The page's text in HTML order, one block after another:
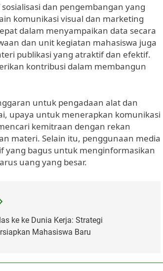
dan pengembangan yang
komunikasi visual dan marketing
dalam menyampaikan data secara
dan unit kegiatan mahasiswa juga
publikasi yang atraktif dan efektif.
kontribusi dalam membangun
untuk pengadaan alat dan
upaya untuk menerapkan komunikasi
kemitraan dengan rekan
materi. Selain itu, penggunaan media
yang bagus untuk menginformasikan
uang yang besar.
ke ke Dunia Kerja: Strategi
Mahasiswa Baru